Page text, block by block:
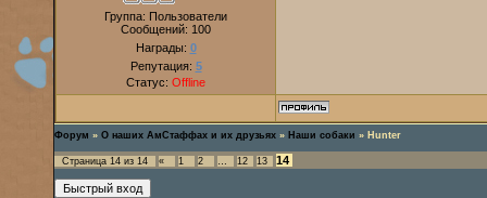
Группа: Пользователи
Сообщений: 100
Награды: 0
Репутация: 5
Статус: Offline
Форум » О наших АмСтаффах и их друзьях » Наши собаки » Hunter
Страница 14 из 14 « 1 2 … 12 13 14